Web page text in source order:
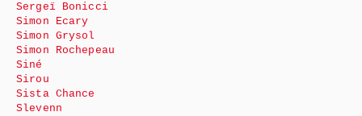
Sergeï Bonicci
Simon Ecary
Simon Grysol
Simon Rochepeau
Siné
Sirou
Sista Chance
Slevenn